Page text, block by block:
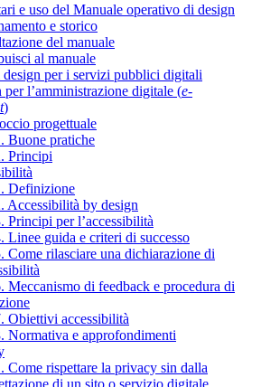
e uso del Manuale operativo di design
e storico
del manuale
al manuale
per i servizi pubblici digitali
per l’amministrazione digitale (e-
)
progettuale
Buone pratiche
Principi
Definizione
Accessibilità by design
Principi per l’accessibilità
Linee guida e criteri di successo
Come rilasciare una dichiarazione di
Meccanismo di feedback e procedura di
Obiettivi accessibilità
Normativa e approfondimenti
Come rispettare la privacy sin dalla
di un sito o servizio digitale